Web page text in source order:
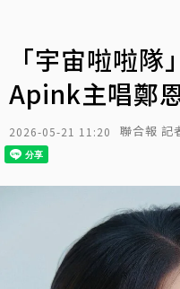
「宇宙啦啦隊
Apink主唱鄭
2026-05-21 11:20 聯合報 記